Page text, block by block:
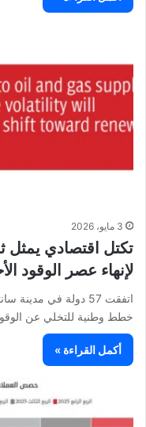
3 مايو، 2026
تكتل اقتصادي
لإنهاء عصر الوقود
اتفقت 57 دولة في
خطط وطنية للتخلي عن
أكمل القراءة »